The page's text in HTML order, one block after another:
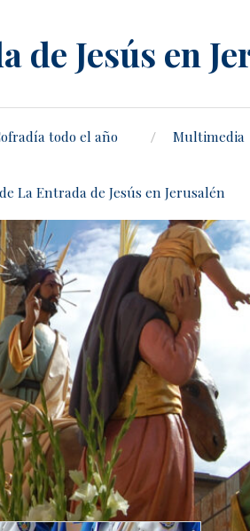
de Jesús en
todo el año Multimedia
La Entrada de Jesús en Jerusalén